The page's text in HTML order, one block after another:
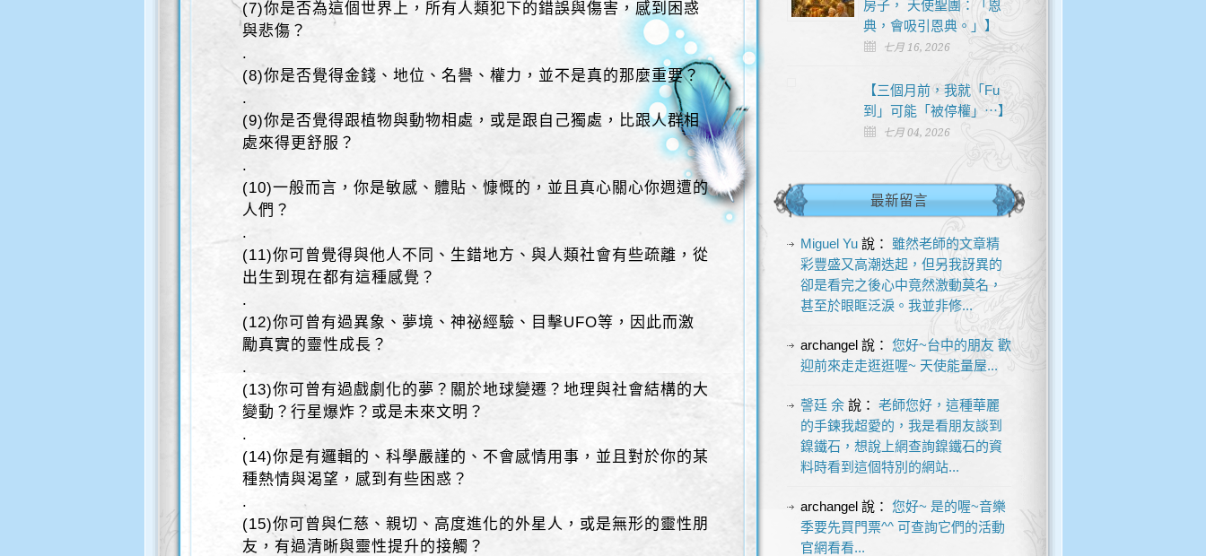
(7)你是否為這個世界上，所有人類犯下的錯誤與傷害，感到困惑
與悲傷？
.
(8)你是否覺得金錢、地位、名譽、權力，並不是真的那麼重要？
.
(9)你是否覺得跟植物與動物相處，或是跟自己獨處，比跟人群相
處來得更舒服？
.
(10)一般而言，你是敏感、體貼、慷慨的，並且真心關心你週遭的
人們？
.
(11)你可曾覺得與他人不同、生錯地方、與人類社會有些疏離，從
出生到現在都有這種感覺？
.
(12)你可曾有過異象、夢境、神祕經驗、目擊UFO等，因此而激
勵真實的靈性成長？
.
(13)你可曾有過戲劇化的夢？關於地球變遷？地理與社會結構的大
變動？行星爆炸？或是未來文明？
.
(14)你是有邏輯的、科學嚴謹的、不會感情用事，並且對於你的某
種熱情與渴望，感到有些困惑？
.
(15)你可曾與仁慈、親切、高度進化的外星人，或是無形的靈性朋
友，有過清晰與靈性提升的接觸？
房子， 天使聖團：「恩
典，會吸引恩典。」】
七月 16, 2026
【三個月前，我就「Fu
到」可能「被停權」⋯】
七月 04, 2026
最新留言
Miguel Yu說： 雖然老師的文章精
彩豐盛又高潮迭起，但另我訝異的
卻是看完之後心中竟然激動莫名，
甚至於眼眶泛淚。我並非修...
archangel說： 您好~台中的朋友 歡
迎前來走走逛逛喔~ 天使能量屋...
謦廷 余說： 老師您好，這種華麗
的手鍊我超愛的，我是看朋友談到
鎳鐵石，想說上網查詢鎳鐵石的資
料時看到這個特別的網站...
archangel說： 您好~ 是的喔~音樂
季要先買門票^^ 可查詢它們的活動
官網看看...